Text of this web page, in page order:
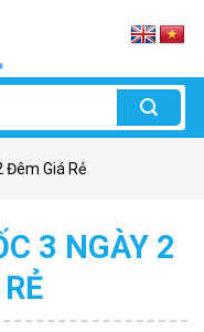
Đêm Giá Rẻ
3 NGÀY 2